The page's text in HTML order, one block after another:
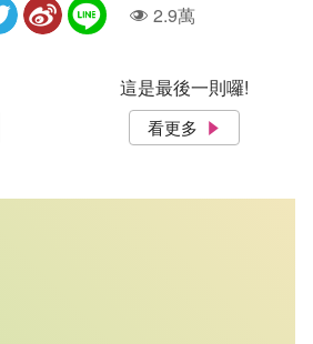
人氣2.9萬
這是最後一則囉!
看更多